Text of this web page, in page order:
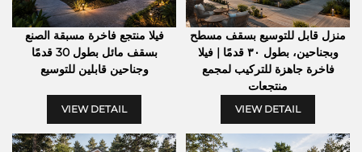
منزل قابل للتوسيع بسقف مسطح
وبجناحين، بطول ٣٠ قدمًا | فيلا
فاخرة جاهزة للتركيب لمجمع
منتجعات
VIEW DETAIL
فيلا منتجع فاخرة مسبقة الصنع
بسقف مائل بطول 30 قدمًا
وجناحين قابلين للتوسيع
VIEW DETAIL